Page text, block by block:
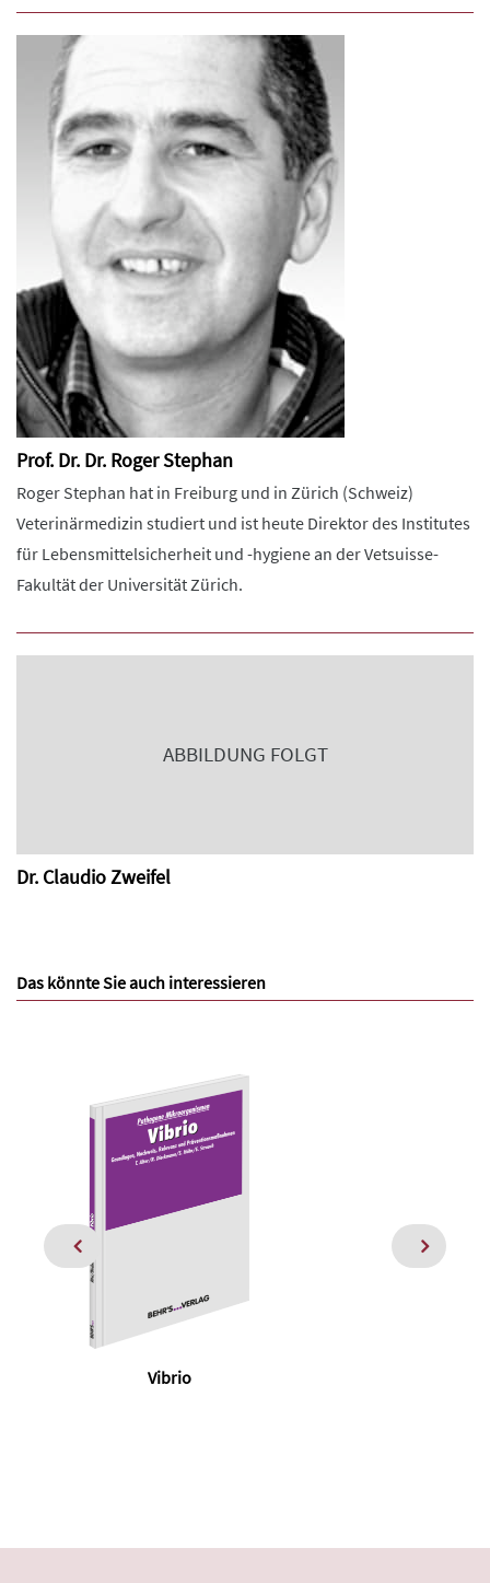
Prof. Dr. Dr. Roger Stephan
Roger Stephan hat in Freiburg und in Zürich (Schweiz)
Veterinärmedizin studiert und ist heute Direktor des Institutes
für Lebensmittelsicherheit und -hygiene an der Vetsuisse-
Fakultät der Universität Zürich.
ABBILDUNG FOLGT
Dr. Claudio Zweifel
Das könnte Sie auch interessieren
Vibrio